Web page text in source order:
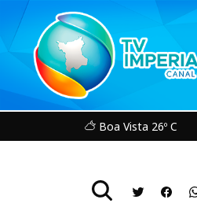
Boa Vista 26º C